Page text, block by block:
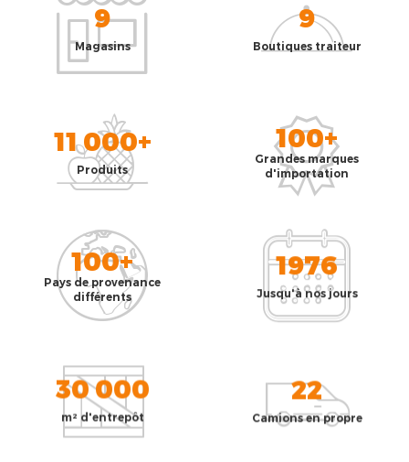
9
Magasins
9
Boutiques traiteur
11 000+
Produits
100+
Grandes marques
d'importation
100+
Pays de provenance
différents
1976
Jusqu'à nos jours
30 000
m² d'entrepôt
22
Camions en propre